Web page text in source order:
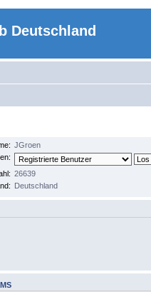
Deutschland
JGroen
26639
Deutschland